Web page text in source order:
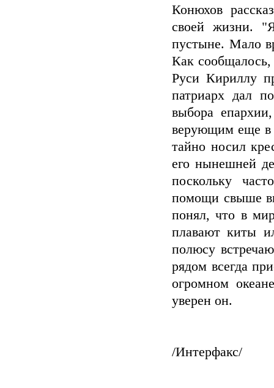
Конюхов
своей жизни.
пустыне. Мало
Как
Руси Кириллу
патриарх дал
выбора
верующим еще в
тайно носил
его нынешней
поскольку
помощи свыше
понял, что в
плавают киты
полюсу
рядом всегда
огромном
уверен он.
/Интерфакс/